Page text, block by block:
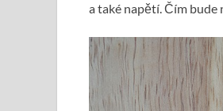
a také napětí. Čím bude